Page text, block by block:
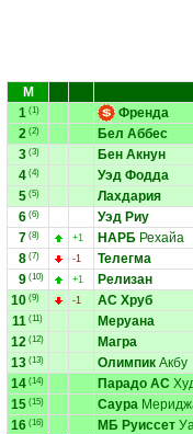
М
1 (1)
Френда
2 (2)
Бел Аббес
3 (3)
Бен Акнун
4 (4)
Уэд Фодда
5 (5)
Лахдария
6 (6)
Уэд Риу
7 (8) +1 НАРБ Рехайа
8 (7) -1
Телегма
9 (10) +1
Релизан
10 (9) -1
АС Хруб
11 (11)
Меруана
12 (12)
Магра
13 (13) Олимпик Акбу
14 (14) Парадо АС
15 (15) Саура
16 (16) МБ Руиссет